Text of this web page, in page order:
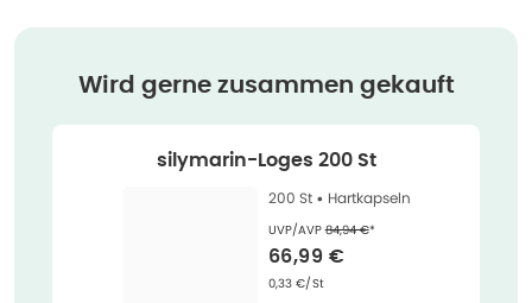
Wird gerne zusammen gekauft
silymarin-Loges 200 St
200 St • Hartkapseln
UVP/AVPEhemaliger Preis (U V P)
84,94 €*
Verkaufspreis
66,99 €
Grundpreis
0,33 €/St